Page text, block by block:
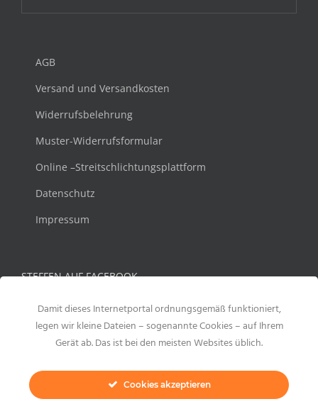
AGB
Versand und Versandkosten
Widerrufsbelehrung
Muster-Widerrufsformular
Online –Streitschlichtungsplattform
Datenschutz
Impressum
STEFFEN AUF FACEBOOK
Damit dieses Internetportal ordnungsgemäß funktioniert,
legen wir kleine Dateien – sogenannte Cookies – auf Ihrem
Gerät ab. Das ist bei den meisten Websites üblich.
Cookies akzeptieren